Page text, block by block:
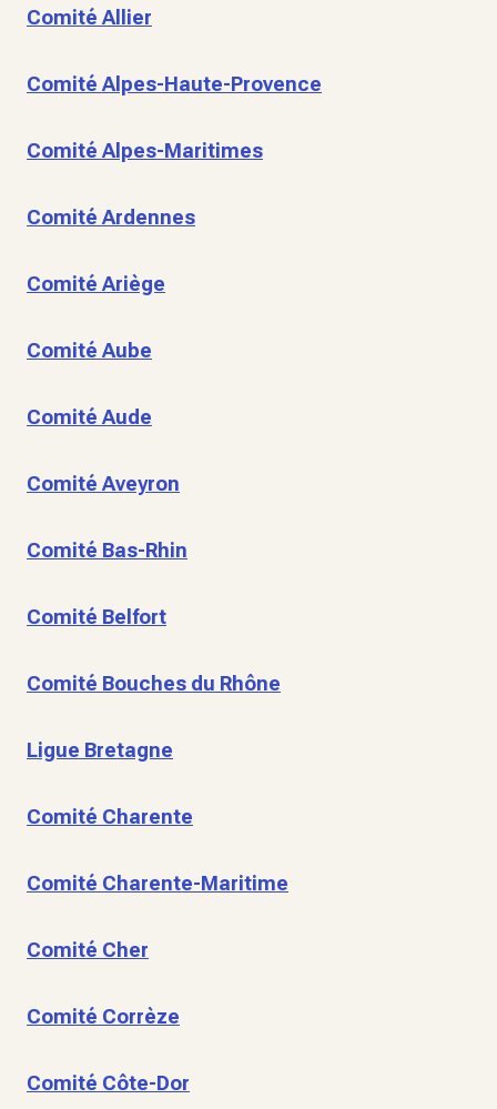
Comité Allier
Comité Alpes-Haute-Provence
Comité Alpes-Maritimes
Comité Ardennes
Comité Ariège
Comité Aube
Comité Aude
Comité Aveyron
Comité Bas-Rhin
Comité Belfort
Comité Bouches du Rhône
Ligue Bretagne
Comité Charente
Comité Charente-Maritime
Comité Cher
Comité Corrèze
Comité Côte-Dor